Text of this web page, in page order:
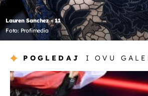
Lauren Sanchez - 11
Foto: Profimedia
POGLEDAJ I OVU